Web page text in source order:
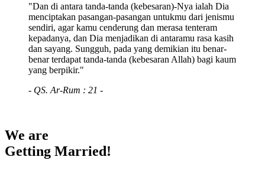
"Dan di antara tanda-tanda (kebesaran)-Nya ialah Dia
menciptakan pasangan-pasangan untukmu dari jenismu
sendiri, agar kamu cenderung dan merasa tenteram
kepadanya, dan Dia menjadikan di antaramu rasa kasih
dan sayang. Sungguh, pada yang demikian itu benar-
benar terdapat tanda-tanda (kebesaran Allah) bagi kaum
yang berpikir."
- QS. Ar-Rum : 21 -
We are
Getting Married!